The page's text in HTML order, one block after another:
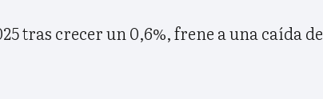
tras crecer un 0,6%, frene a una caída de